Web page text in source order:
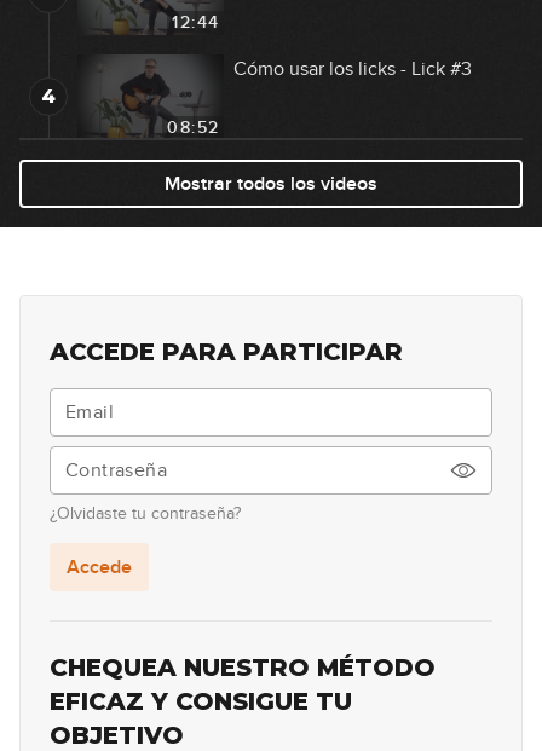
12:44
4
08:52
Cómo usar los licks - Lick #3
5
00:30
Lick #4 Blues
6
00:32
8
10
00:35
Lick #9 Rock
Mostrar todos los videos
ACCEDE PARA PARTICIPAR
¿Olvidaste tu contraseña?
Accede
CHEQUEA NUESTRO MÉTODO
EFICAZ Y CONSIGUE TU
OBJETIVO